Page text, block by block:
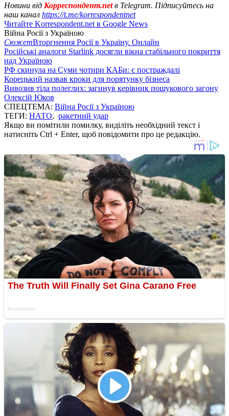
Новини від Корреспондент.netв Telegram. Підписуйтесь на
наш канал https://t.me/korrespondentnet
Читайте Korrespondent.net в Google News
Війна Росії з Україною
СюжетВторгнення Росії в Україну. Онлайн
Російські аналоги Starlink досягли вікна стабільного покриття
над Україною
РФ скинула на Суми чотири КАБи: є постраждалі
Корецький назвав кроки для порятунку бізнеса
Вивозив тіла полеглих: загинув керівник пошукового загону
Олексій Юков
СПЕЦТЕМА: Війна Росії з Україною
ТЕГИ: НАТО, ракетний удар
Якщо ви помітили помилку, виділіть необхідний текст і
натисніть Ctrl + Enter, щоб повідомити про це редакцію.